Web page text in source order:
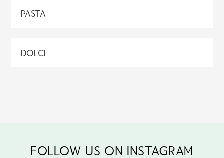
PASTA
DOLCI
FOLLOW US ON INSTAGRAM